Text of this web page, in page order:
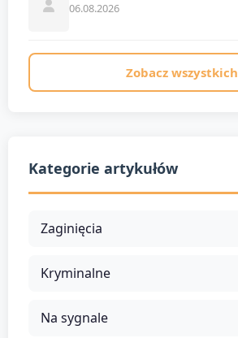
06.08.2026
Zobacz wszystkich
Kategorie artykułów
Zaginięcia
Kryminalne
Na sygnale